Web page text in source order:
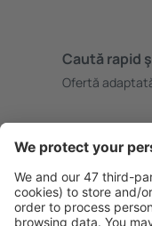
Caută rapid
Ofertă
Rezervare